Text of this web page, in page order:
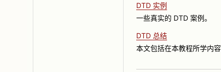
DTD 实例
一些真实的 DTD 案例。
DTD 总结
本文包括在本教程所学内